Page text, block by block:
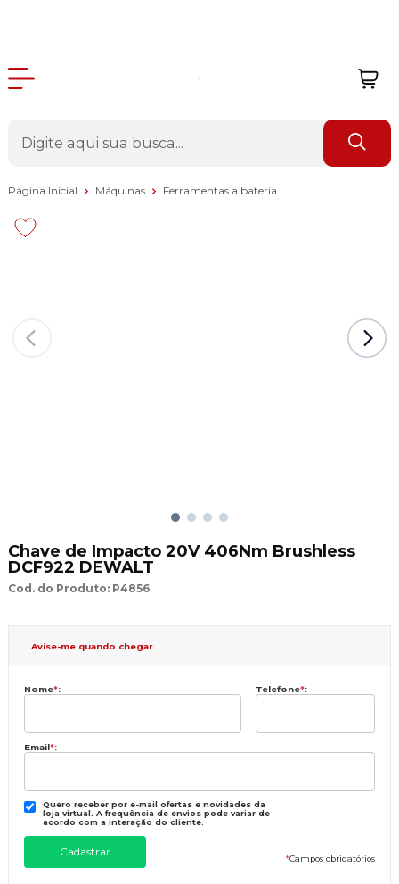
Página Inicial Máquinas Ferramentas a bateria
Chave de Impacto 20V 406Nm Brushless
DCF922 DEWALT
Cod. do Produto: P4856
Avise-me quando chegar
Nome*: Telefone*:
Email*:
Quero receber por e-mail ofertas e novidades da
loja virtual. A frequência de envios pode variar de
acordo com a interação do cliente.
*Campos obrigatórios